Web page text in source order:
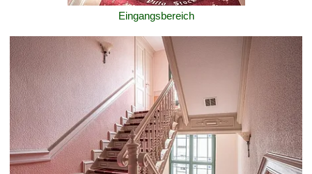
Eingangsbereich